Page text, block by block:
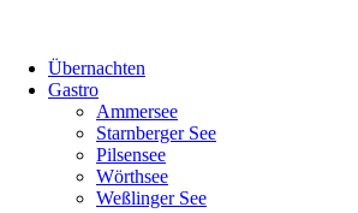
Übernachten
Gastro
Ammersee
Starnberger See
Pilsensee
Wörthsee
Weßlinger See